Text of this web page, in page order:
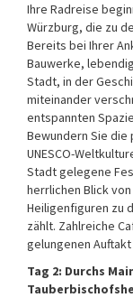
Ihre Radreise
Würzburg, die zu
Bereits bei Ihrer
Bauwerke,
Stadt, in der
miteinander
entspannten
Bewundern Sie die
UNESCO-
Stadt gelegene
herrlichen Blick
Heiligenfiguren zu
zählt. Zahlreiche
gelungenen
Tag 2: Durchs